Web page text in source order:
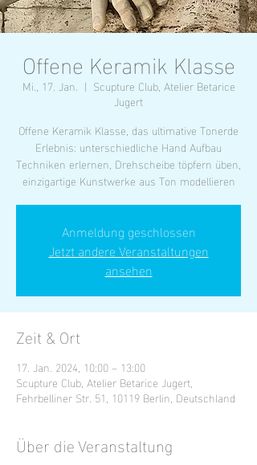
Offene Keramik Klasse
Mi., 17. Jan.
  |
Scupture Club, Atelier Betarice
Jugert
Offene Keramik Klasse, das ultimative Tonerde
Erlebnis: unterschiedliche Hand Aufbau
Techniken erlernen, Drehscheibe töpfern üben,
einzigartige Kunstwerke aus Ton modellieren
Anmeldung geschlossen
Jetzt andere Veranstaltungen
ansehen
Zeit & Ort
17. Jan. 2024, 10:00 – 13:00
Scupture Club, Atelier Betarice Jugert,
Fehrbelliner Str. 51, 10119 Berlin, Deutschland
Über die Veranstaltung